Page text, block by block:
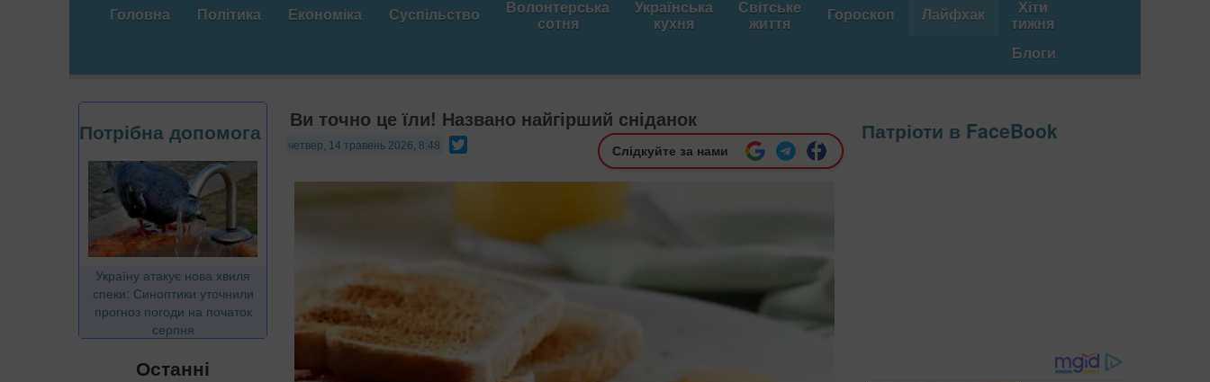
Головна Політика Економіка Суспільство Волонтерська
сотня
Українська
кухня
Світське
життя Гороскоп Лайфхак Хіти
тижня
Блоги
Потрібна допомога
Україну атакує нова хвиля
спеки: Синоптики уточнили
прогноз погоди на початок
серпня
Останні
Ви точно це їли! Названо найгірший сніданок
четвер, 14 травень 2026, 8:48 Слідкуйте за нами
Патріоти в FaceBook